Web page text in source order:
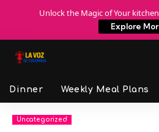
Unlock the Magic of Your
Explore
Dinner Weekly Meal Plans
Uncategorized